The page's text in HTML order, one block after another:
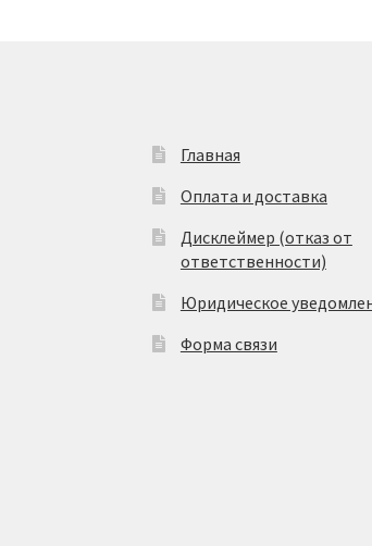
Главная
Оплата и доставка
Дисклеймер (отказ от
ответственности)
Юридическое
Форма связи